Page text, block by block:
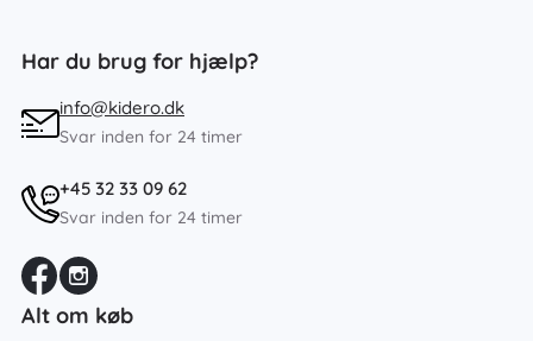
Har du brug for hjælp?
info@kidero.dk
Svar inden for 24 timer
+45 32 33 09 62
Svar inden for 24 timer
Alt om køb